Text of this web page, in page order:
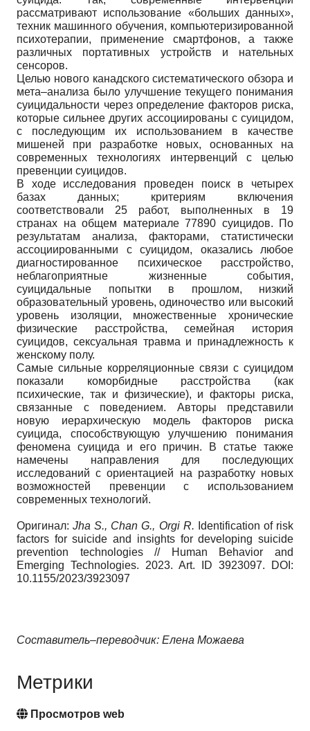
рассматривают использование «больших данных»,
техник машинного обучения, компьютеризированной
психотерапии, применение смартфонов, а также
различных портативных устройств и нательных
сенсоров.
Целью нового канадского систематического обзора и
мета–анализа было улучшение текущего понимания
суицидальности через определение факторов риска,
которые сильнее других ассоциированы с суицидом,
с последующим их использованием в качестве
мишеней при разработке новых, основанных на
современных технологиях интервенций с целью
превенции суицидов.
В ходе исследования проведен поиск в четырех
базах данных; критериям включения
соответствовали 25 работ, выполненных в 19
странах на общем материале 77890 суицидов. По
результатам анализа, факторами, статистически
ассоциированными с суицидом, оказались любое
диагностированное психическое расстройство,
неблагоприятные жизненные события,
суицидальные попытки в прошлом, низкий
образовательный уровень, одиночество или высокий
уровень изоляции, множественные хронические
физические расстройства, семейная история
суицидов, сексуальная травма и принадлежность к
женскому полу.
Самые сильные корреляционные связи с суицидом
показали коморбидные расстройства (как
психические, так и физические), и факторы риска,
связанные с поведением. Авторы представили
новую иерархическую модель факторов риска
суицида, способствующую улучшению понимания
феномена суицида и его причин. В статье также
намечены направления для последующих
исследований с ориентацией на разработку новых
возможностей превенции с использованием
современных технологий.
Оригинал:Jha S., Chan G., Orgi R. Identification of risk
factors for suicide and insights for developing suicide
prevention technologies // Human Behavior and
Emerging Technologies. 2023. Art. ID 3923097. DOI:
10.1155/2023/3923097
Составитель–переводчик: Елена Можаева
Метрики
Просмотров web